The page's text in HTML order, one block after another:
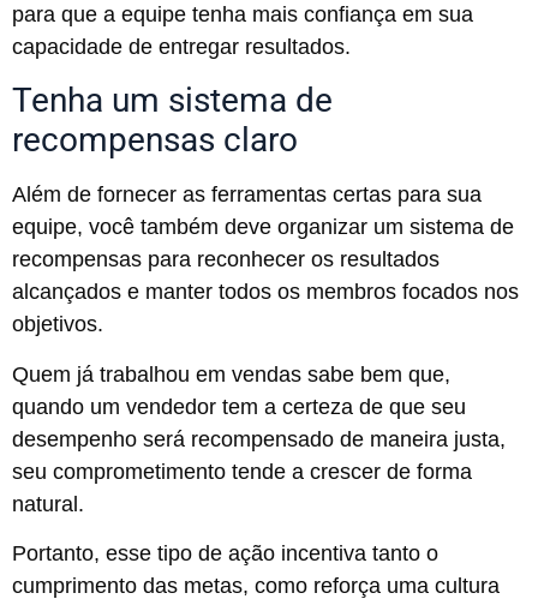
para que a equipe tenha mais confiança em sua
capacidade de entregar resultados.
Tenha um sistema de
recompensas claro
Além de fornecer as ferramentas certas para sua
equipe, você também deve organizar um sistema de
recompensas para reconhecer os resultados
alcançados e manter todos os membros focados nos
objetivos.
Quem já trabalhou em vendas sabe bem que,
quando um vendedor tem a certeza de que seu
desempenho será recompensado de maneira justa,
seu comprometimento tende a crescer de forma
natural.
Portanto, esse tipo de ação incentiva tanto o
cumprimento das metas, como reforça uma cultura